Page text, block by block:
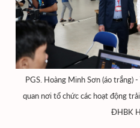
PGS. Hoàng Minh Sơn (áo
quan nơi tổ chức các hoạt động
ĐHBK